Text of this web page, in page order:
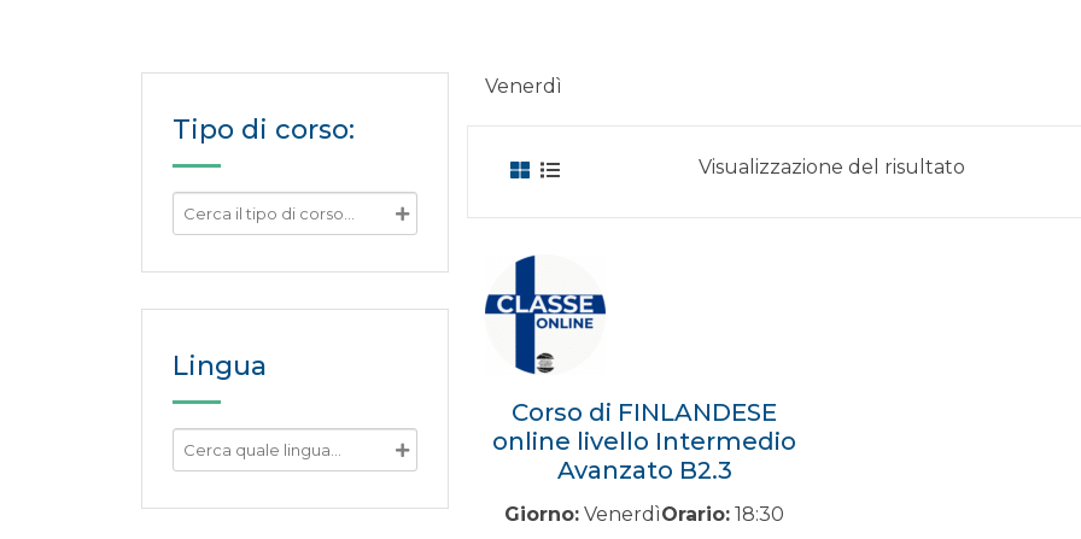
Tipo di corso:
Lingua
Venerdì
Visualizzazione del risultato
Corso di FINLANDESE
online livello Intermedio
Avanzato B2.3
Giorno: VenerdìOrario: 18:30